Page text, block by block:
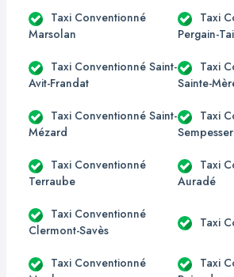
Taxi Conventionné
Marsolan
Taxi
Pergain-
Taxi Conventionné Saint-
Avit-Frandat
Taxi
Sainte-
Taxi Conventionné Saint-
Mézard
Taxi
Taxi Conventionné
Terraube
Taxi
Auradé
Taxi Conventionné
Clermont-Savès
Taxi
Taxi Conventionné
Taxi